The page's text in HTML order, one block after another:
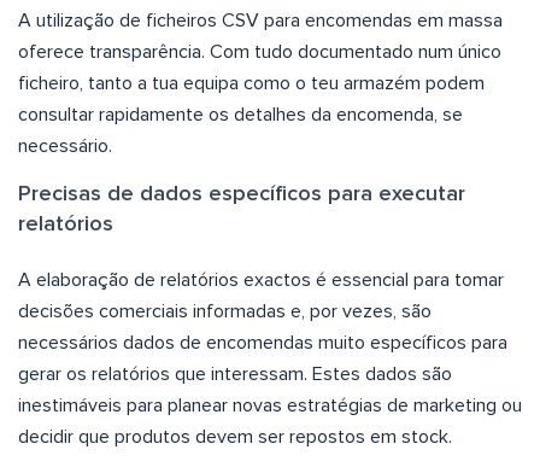
A utilização de ficheiros CSV para encomendas em massa
oferece transparência. Com tudo documentado num único
ficheiro, tanto a tua equipa como o teu armazém podem
consultar rapidamente os detalhes da encomenda, se
necessário.
Precisas de dados específicos para executar
relatórios
A elaboração de relatórios exactos é essencial para tomar
decisões comerciais informadas e, por vezes, são
necessários dados de encomendas muito específicos para
gerar os relatórios que interessam. Estes dados são
inestimáveis para planear novas estratégias de marketing ou
decidir que produtos devem ser repostos em stock.